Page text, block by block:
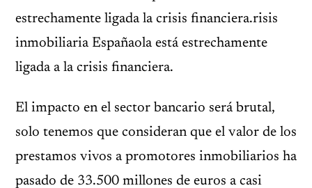
estrechamente ligada la crisis financiera.risis
inmobiliaria Españaola está estrechamente
ligada a la crisis financiera.
El impacto en el sector bancario será brutal,
solo tenemos que consideran que el valor de los
prestamos vivos a promotores inmobiliarios ha
pasado de 33.500 millones de euros a casi